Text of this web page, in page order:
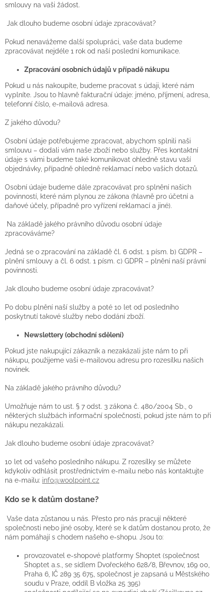
smlouvy na vaši žádost.
Jak dlouho budeme osobní údaje zpracovávat?
Pokud nenavážeme další spolupráci, vaše data budeme
zpracovávat nejdéle 1 rok od naší poslední komunikace.
Zpracování osobních údajů v případě nákupu
Pokud u nás nakoupíte, budeme pracovat s údaji, které nám
vyplníte. Jsou to hlavně fakturační údaje: jméno, příjmení, adresa,
telefonní číslo, e-mailová adresa.
Z jakého důvodu?
Osobní údaje potřebujeme zpracovat, abychom splnili naši
smlouvu – dodali vám naše zboží nebo služby. Přes kontaktní
údaje s vámi budeme také komunikovat ohledně stavu vaší
objednávky, případně ohledně reklamací nebo vašich dotazů.
Osobní údaje budeme dále zpracovávat pro splnění našich
povinností, které nám plynou ze zákona (hlavně pro účetní a
daňové účely, případně pro vyřízení reklamací a jiné).
Na základě jakého právního důvodu osobní údaje
zpracováváme?
Jedná se o zpracování na základě čl. 6 odst. 1 písm. b) GDPR –
plnění smlouvy a čl. 6 odst. 1 písm. c) GDPR – plnění naší právní
povinnosti.
Jak dlouho budeme osobní údaje zpracovávat?
Po dobu plnění naší služby a poté 10 let od posledního
poskytnutí takové služby nebo dodání zboží.
Newslettery (obchodní sdělení)
Pokud jste nakupující zákazník a nezakázali jste nám to při
nákupu, použijeme vaši e-mailovou adresu pro rozesílku našich
novinek.
Na základě jakého právního důvodu?
Umožňuje nám to ust. § 7 odst. 3 zákona č. 480/2004 Sb., o
některých službách informační společnosti, pokud jste nám to při
nákupu nezakázali.
Jak dlouho budeme osobní údaje zpracovávat?
10 let od vašeho posledního nákupu. Z rozesílky se můžete
kdykoliv odhlásit prostřednictvím e-mailu nebo nás kontaktujte
na e-mailu: info@woolpoint.cz
Kdo se k datům dostane?
Vaše data zůstanou u nás. Přesto pro nás pracují některé
společnosti nebo jiné osoby, které se k datům dostanou proto, že
nám pomáhají s chodem našeho e-shopu. Jsou to:
provozovatel e-shopové platformy Shoptet (společnost
Shoptet a.s., se sídlem Dvořeckého 628/8, Břevnov, 169 00,
Praha 6, IČ 289 35 675, společnost je zapsaná u Městského
soudu v Praze, oddíl B vložka 25 395)